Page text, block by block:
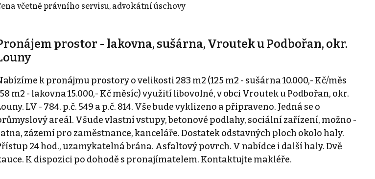
včetně právního servisu, advokátní úschovy
prostor - lakovna, sušárna, Vroutek u Podbořan, okr.
k pronájmu prostory o velikosti 283 m2 (125 m2 - sušárna 10.000,- Kč/měs
m2 - lakovna 15.000,- Kč měsíc) využití libovolné, v obci Vroutek u Podbořan, okr.
LV - 784. p.č. 549 a p.č. 814. Vše bude vyklizeno a připraveno. Jedná se o
areál. Všude vlastní vstupy, betonové podlahy, sociální zařízení, možno -
zázemí pro zaměstnance, kanceláře. Dostatek odstavných ploch okolo haly.
24 hod., uzamykatelná brána. Asfaltový povrch. V nabídce i další haly. Dvě
K dispozici po dohodě s pronajímatelem. Kontaktujte makléře.